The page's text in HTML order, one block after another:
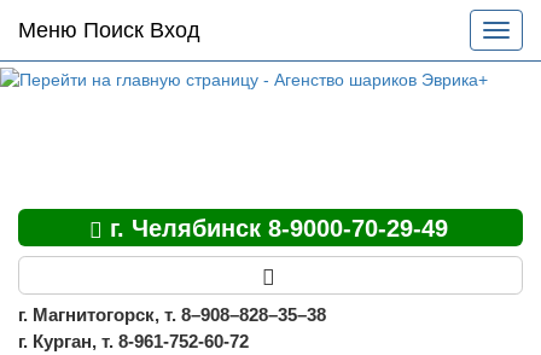
Основное
меню
по
Меню Поиск Вход
меню
г. Челябинск 8-9000-70-29-49
г. Магнитогорск, т. 8–908–828–35–38
г. Курган, т. 8-961-752-60-72